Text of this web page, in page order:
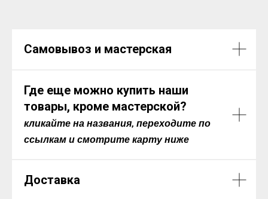
Самовывоз и мастерская
Где еще можно купить наши
товары, кроме мастерской?
кликайте на названия, переходите по
ссылкам и смотрите карту ниже
Доставка